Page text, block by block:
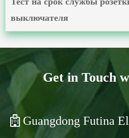
выключателя
Get in Touch
Guangdong Futina